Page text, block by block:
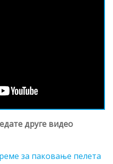
друге видео
за паковање пелета